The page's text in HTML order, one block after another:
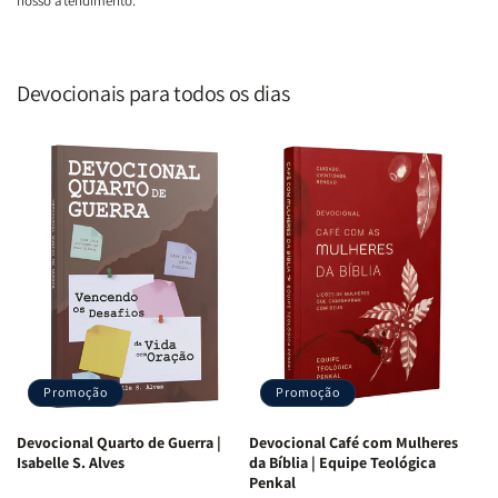
Devocionais para todos os dias
Promoção
Devocional Quarto de Guerra |
Isabelle S. Alves
Promoção
Devocional Café com Mulheres
da Bíblia | Equipe Teológica
Penkal